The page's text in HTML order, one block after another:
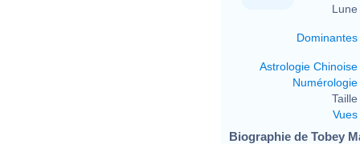
Lune
Dominantes
Astrologie Chinoise
Numérologie
Taille
Vues
Biographie de Tobey